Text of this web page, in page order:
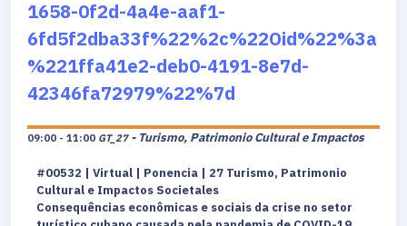
1658-0f2d-4a4e-aaf1-
6fd5f2dba33f%22%2c%22Oid%22%3a
%221ffa41e2-deb0-4191-8e7d-
42346fa72979%22%7d
09:00 - 11:00 GT_27 - Turismo, Patrimonio Cultural e Impactos
#00532 | Virtual | Ponencia | 27 Turismo, Patrimonio
Cultural e Impactos Societales
Consequências econômicas e sociais da crise no setor